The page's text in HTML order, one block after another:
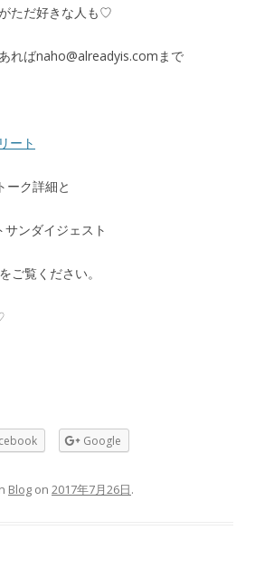
ただ好きな人も♡
ればnaho@alreadyis.comまで
ート
ーク詳細と
ンダイジェスト
をご覧ください。
Google
Blog on 2017年7月26日.